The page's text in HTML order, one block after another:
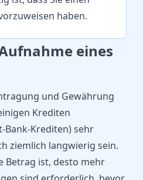
haben.
eines
und Gewährung
Krediten
Bank-Krediten) sehr
ziemlich langwierig sein.
Betrag ist, desto mehr